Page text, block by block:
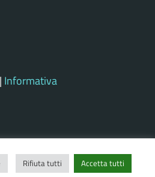
| Informativa
Rifiuta tutti Accetta tutti